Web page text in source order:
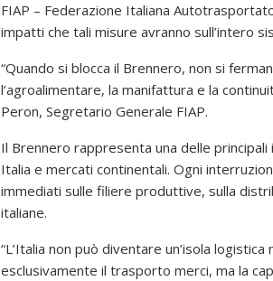
FIAP – Federazione Italiana
impatti che tali misure avranno sull’intero
“Quando si blocca il Brennero, non si
l’agroalimentare, la manifattura e la
Peron, Segretario Generale FIAP.
Il Brennero rappresenta una delle
Italia e mercati continentali. Ogni
immediati sulle filiere produttive, sulla
italiane.
“L’Italia non può diventare un’isola
esclusivamente il trasporto merci, ma la